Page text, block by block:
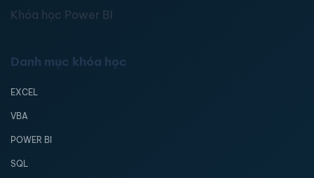
Khóa học Power BI
Danh mục khóa học
EXCEL
VBA
POWER BI
SQL